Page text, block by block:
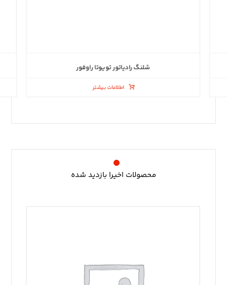
شلنگ رادیاتور تویوتا راوفور
اطلاعات بیشتر
محصولات اخیرا بازدید شده